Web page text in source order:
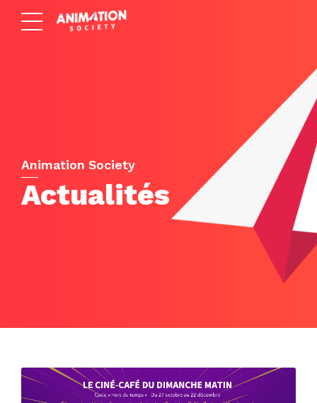
Animation Society
Actualités